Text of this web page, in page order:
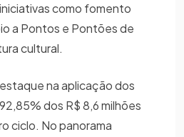
como fomento
a Pontos e Pontões de
cultural.
na aplicação dos
dos R$ 8,6 milhões
ciclo. No panorama